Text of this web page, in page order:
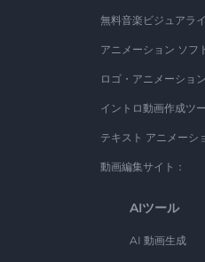
無料音楽ビジュアラ
アニメーション ソフ
ロゴ・アニメーション
イントロ動画作成ツ
テキスト アニメーシ
動画編集サイト：
AIツール
AI 動画生成